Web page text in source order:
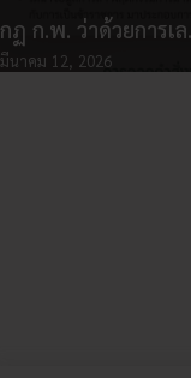
กฏ ก.พ. ว่าด้วยการเ
มีนาคม 12, 2026